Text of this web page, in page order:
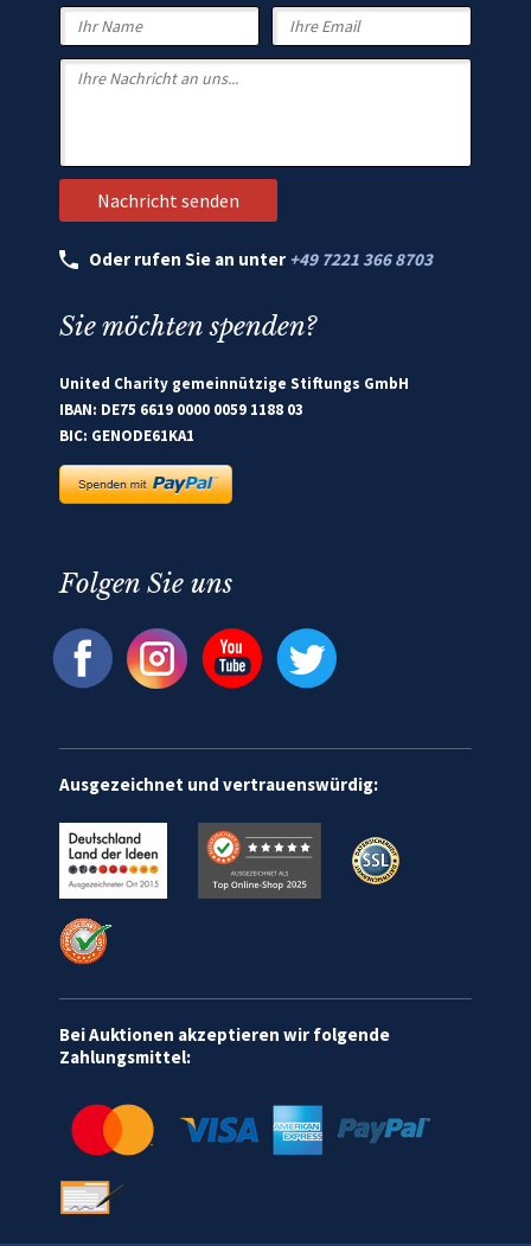
Oder rufen Sie an unter +49 7221 366 8703
Sie möchten spenden?
United Charity gemeinnützige Stiftungs GmbH
IBAN: DE75 6619 0000 0059 1188 03
BIC: GENODE61KA1
Folgen Sie uns
Ausgezeichnet und vertrauenswürdig:
Bei Auktionen akzeptieren wir folgende
Zahlungsmittel: